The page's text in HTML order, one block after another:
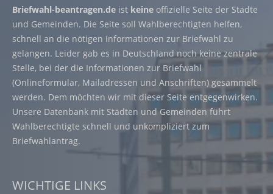
Briefwahl-beantragen.de ist keine offizielle Seite der Städte
und Gemeinden. Die Seite soll Wahlberechtigten helfen,
schnell an die nötigen Informationen zur Briefwahl zu
gelangen. Leider gab es in Deutschland noch keine zentrale
Stelle, bei der die Informationen zur Briefwahl
(Onlineformular, Mailadressen und Anschriften) gesammelt
werden. Dem möchten wir mit dieser Seite entgegenwirken.
Unsere Datenbank mit Städten und Gemeinden führt
Wahlberechtigte schnell und unkompliziert zum
Briefwahlantrag.
WICHTIGE LINKS